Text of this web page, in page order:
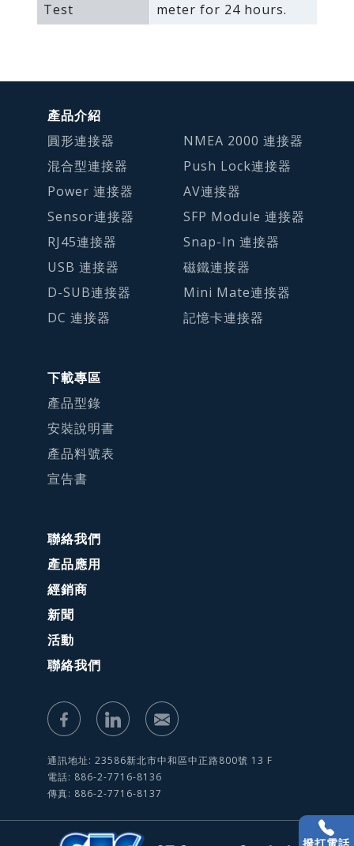
Test
meter for 24 hours.
產品介紹
圓形連接器
混合型連接器
Power 連接器
Sensor連接器
RJ45連接器
USB 連接器
D-SUB連接器
DC 連接器
NMEA 2000 連接器
Push Lock連接器
AV連接器
SFP Module 連接器
Snap-In 連接器
磁鐵連接器
Mini Mate連接器
記憶卡連接器
下載專區
產品型錄
安裝說明書
產品料號表
宣告書
聯絡我們
產品應用
經銷商
新聞
活動
聯絡我們
通訊地址: 23586新北市中和區中正路800號 13 F
電話: 886-2-7716-8136
傳真: 886-2-7716-8137